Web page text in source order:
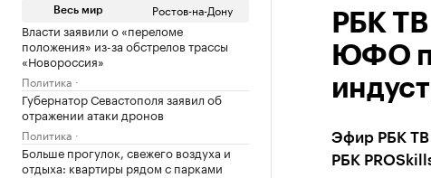
Весь мир Ростов-на-Дону
Власти заявили о «переломе
положения» из-за обстрелов трассы
«Новороссия»
Политика
Губернатор Севастополя заявил об
отражении атаки дронов
Политика
Больше прогулок, свежего воздуха и
отдыха: квартиры рядом с парками
РБК
ЮФО
Эфир РБК ТВ
РБК